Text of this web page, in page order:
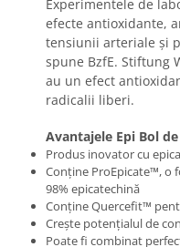
Experimentele de
efecte antioxidante,
tensiunii arteriale și
spune BzfE. Stiftung
au un efect
radicalii liberi.
Avantajele Epi Bol
Produs inovator cu
Conține ProEpicate™, o
98% epicatechină
Conține Quercefit™
Crește potențialul de
Poate fi combinat